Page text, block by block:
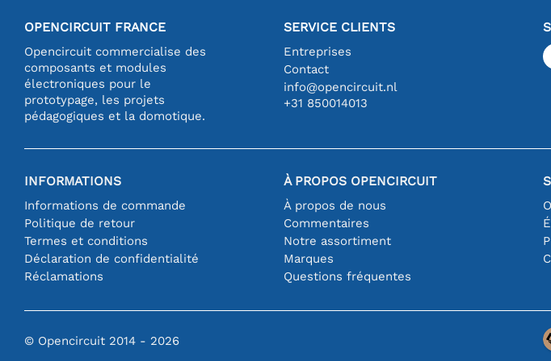
OPENCIRCUIT FRANCE
Opencircuit commercialise des
composants et modules
électroniques pour le
prototypage, les projets
pédagogiques et la domotique.
SERVICE CLIENTS
Entreprises
Contact
info@opencircuit.nl
+31 850014013
INFORMATIONS
Informations de commande
Politique de retour
Termes et conditions
Déclaration de confidentialité
Réclamations
À PROPOS OPENCIRCUIT
À propos de nous
Commentaires
Notre assortiment
Marques
Questions fréquentes
© Opencircuit 2014 - 2026